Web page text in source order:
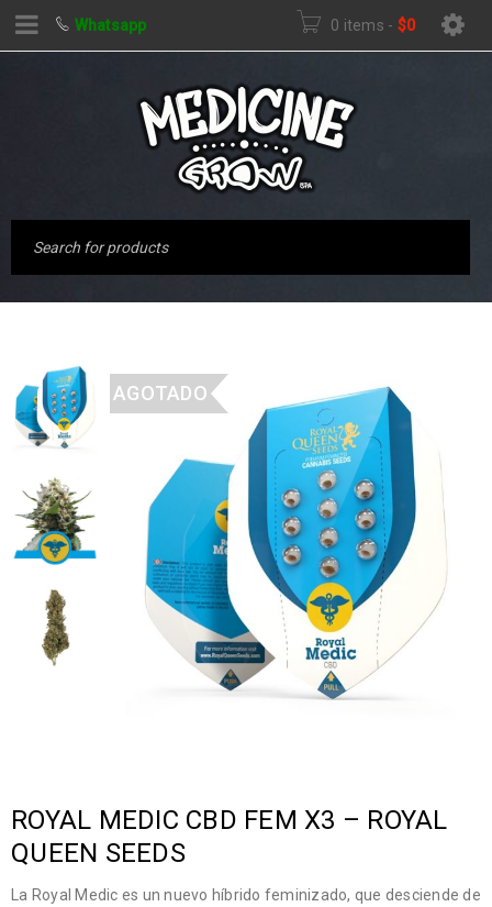
Whatsapp 0 items - $0
AGOTADO
ROYAL MEDIC CBD FEM X3 – ROYAL
QUEEN SEEDS
La Royal Medic es un nuevo híbrido feminizado, que desciende de